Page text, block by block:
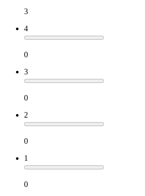
3
4
0
3
0
2
0
1
0